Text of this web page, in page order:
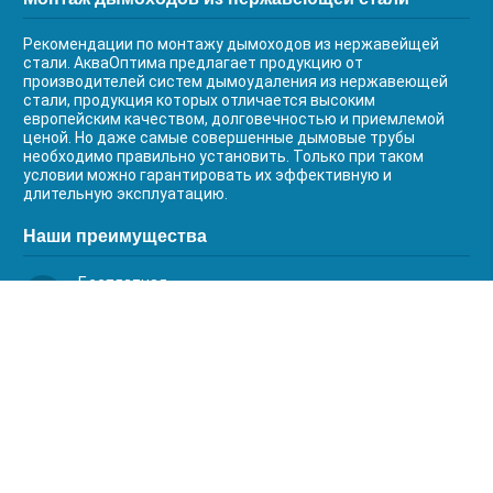
Рекомендации по монтажу дымоходов из нержавейщей
стали. АкваОптима предлагает продукцию от
производителей систем дымоудаления из нержавеющей
стали, продукция которых отличается высоким
европейским качеством, долговечностью и приемлемой
ценой. Но даже самые совершенные дымовые трубы
необходимо правильно установить. Только при таком
условии можно гарантировать их эффективную и
длительную эксплуатацию.
Наши преимущества
Бесплатная